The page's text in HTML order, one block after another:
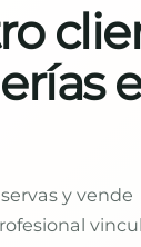
y vende